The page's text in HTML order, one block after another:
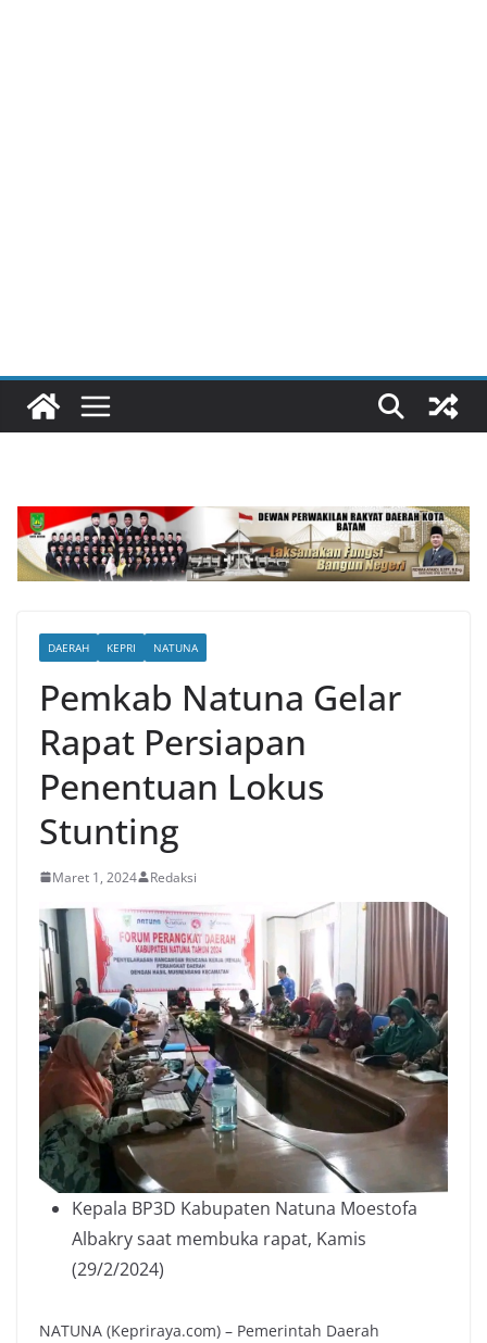
DAERAH KEPRI NATUNA
Pemkab Natuna Gelar
Rapat Persiapan
Penentuan Lokus
Stunting
Maret 1, 2024 Redaksi
Kepala BP3D Kabupaten Natuna Moestofa
Albakry saat membuka rapat, Kamis
(29/2/2024)
NATUNA (Kepriraya.com) – Pemerintah Daerah